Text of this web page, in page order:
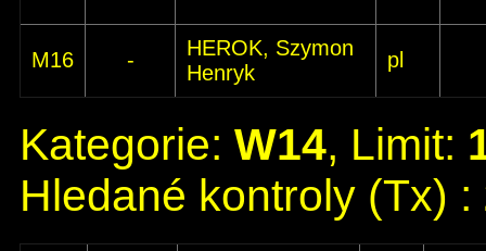
M16 -
HEROK, Szymon
Henryk
pl
Kategorie: W14, Limit:
Hledané kontroly (Tx) :